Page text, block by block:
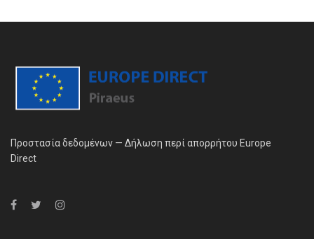
Προστασία δεδομένων — Δήλωση περί απορρήτου Europe
Direct